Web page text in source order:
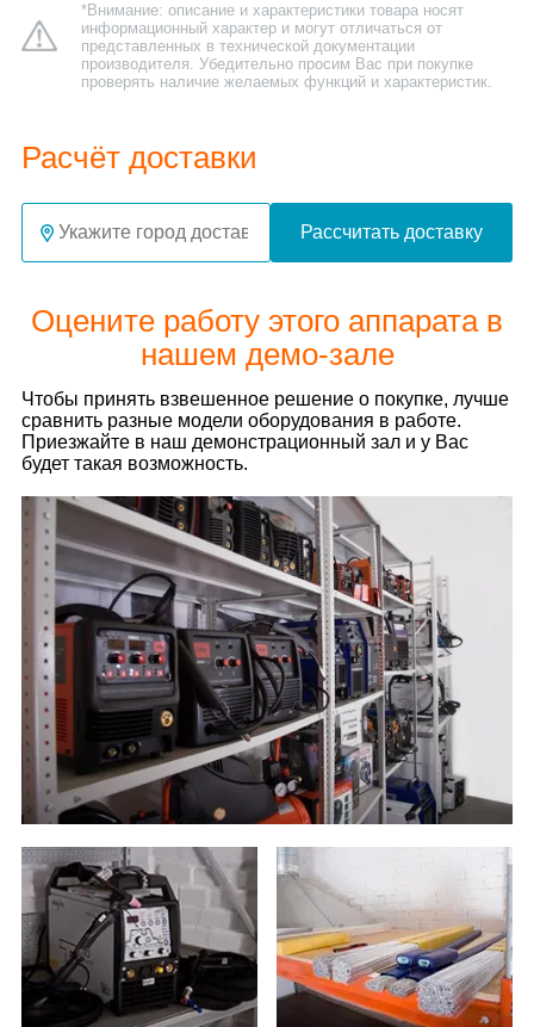
*Внимание: описание и характеристики товара носят
информационный характер и могут отличаться от
представленных в технической документации
производителя. Убедительно просим Вас при покупке
проверять наличие желаемых функций и характеристик.
Расчёт доставки
Рассчитать доставку
Оцените работу этого аппарата в
нашем демо-зале
Чтобы принять взвешенное решение о покупке, лучше
сравнить разные модели оборудования в работе.
Приезжайте в наш демонстрационный зал и у Вас
будет такая возможность.